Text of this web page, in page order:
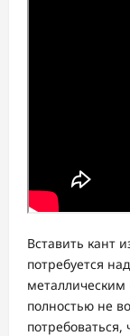
Вставить кант
потребуется
металлическим
полностью не